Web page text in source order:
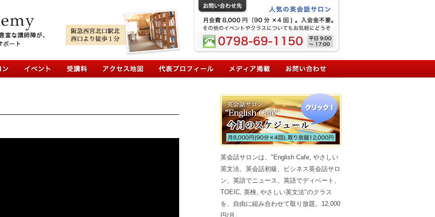
コンテンツへ移動
英会話サロンは、"English Cafe, やさしい
英文法、英会話初級、ビシネス英会話サロ
ン、英語でニュース、英語でディベート、
TOEIC, 英検, やさしい英文法"のクラス
を、自由に組み合わせて取り放題。12,000
円/月。